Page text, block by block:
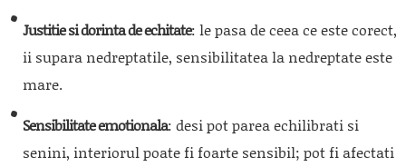
Justitie si dorinta de echitate: le pasa de ceea ce este corect,
ii supara nedreptatile, sensibilitatea la nedreptate este
mare.
Sensibilitate emotionala: desi pot parea echilibrati si
senini, interiorul poate fi foarte sensibil; pot fi afectati